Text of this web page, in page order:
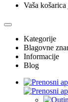
Vaša
Kategorije
Blagovne
Informacije
Blog